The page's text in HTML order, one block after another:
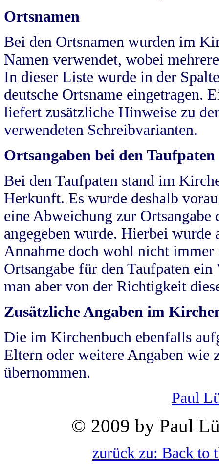
Ortsnamen
Bei den Ortsnamen wurden im
Namen verwendet, wobei
In dieser Liste wurde in der
deutsche Ortsname eingetragen.
liefert zusätzliche Hinweise zu
verwendeten Schreibvarianten.
Ortsangaben bei den Taufpaten
Bei den Taufpaten stand im
Herkunft. Es wurde deshalb
eine Abweichung zur
angegeben wurde. Hierbei wurde
Annahme doch wohl nicht
Ortsangabe für den Taufpaten
man aber von der Richtigkeit
Zusätzliche Angaben im
Die im Kirchenbuch ebenfalls
Eltern oder weitere Angaben wie
übernommen.
Paul
© 2009 by Paul
zurück zu: Back to